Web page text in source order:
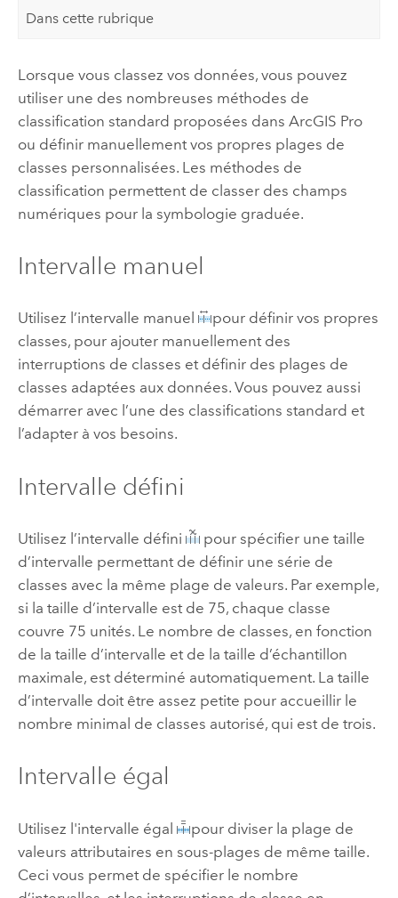
Dans cette rubrique
Lorsque vous classez vos données, vous pouvez
utiliser une des nombreuses méthodes de
classification standard proposées dans ArcGIS Pro
ou définir manuellement vos propres plages de
classes personnalisées. Les méthodes de
classification permettent de classer des champs
numériques pour la symbologie graduée.
Intervalle manuel
Utilisez l’intervalle manuel
pour définir vos propres
classes, pour ajouter manuellement des
interruptions de classes et définir des plages de
classes adaptées aux données. Vous pouvez aussi
démarrer avec l’une des classifications standard et
l’adapter à vos besoins.
Intervalle défini
Utilisez l’intervalle défini
pour spécifier une taille
d’intervalle permettant de définir une série de
classes avec la même plage de valeurs. Par exemple,
si la taille d’intervalle est de 75, chaque classe
couvre 75 unités. Le nombre de classes, en fonction
de la taille d’intervalle et de la taille d’échantillon
maximale, est déterminé automatiquement. La taille
d’intervalle doit être assez petite pour accueillir le
nombre minimal de classes autorisé, qui est de trois.
Intervalle égal
Utilisez l'intervalle égal
pour diviser la plage de
valeurs attributaires en sous-plages de même taille.
Ceci vous permet de spécifier le nombre